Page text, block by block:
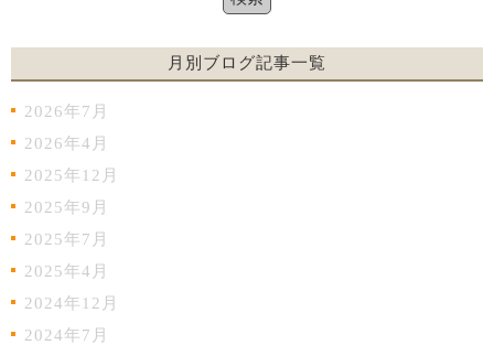
月別ブログ記事一覧
2026年7月
2026年4月
2025年12月
2025年9月
2025年7月
2025年4月
2024年12月
2024年7月